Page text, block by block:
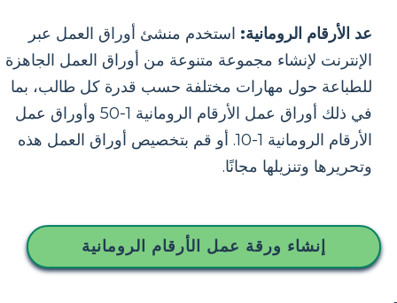
عد الأرقام الرومانية: استخدم منشئ أوراق العمل عبر
الإنترنت لإنشاء مجموعة متنوعة من أوراق العمل الجاهزة
للطباعة حول مهارات مختلفة حسب قدرة كل طالب، بما
في ذلك أوراق عمل الأرقام الرومانية 1-50 وأوراق عمل
الأرقام الرومانية 1-10. أو قم بتخصيص أوراق العمل هذه
وتحريرها وتنزيلها مجانًا.
إنشاء ورقة عمل الأرقام الرومانية